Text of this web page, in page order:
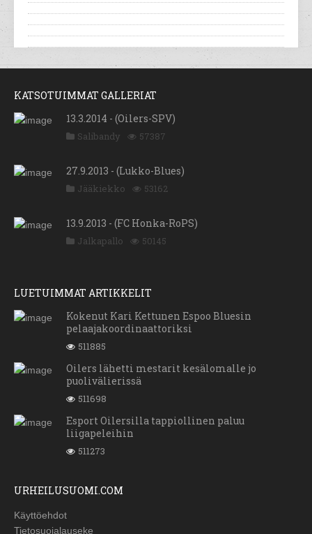
KATSOTUIMMAT GALLERIAT
13.3.2014 - (Oilers-SPV)
Salibandy 57387
27.9.2013 - (Lukko-Blues)
Jääkiekko 53162
13.9.2013 - (FC Honka-RoPS)
Jalkapallo 50145
LUETUIMMAT ARTIKKELIT
Kokenut Kari Kettunen Espoo Bluesin
pelaajakoordinaattoriksi
511885
Oilers lähetti mestarit kesälomalle jo
puolivälierissä
511698
Esport Oilersilla tappiollinen paluu
liigapeleihin
511273
URHEILUSUOMI.COM
Käyttöehdot
Tietosuojalauseke